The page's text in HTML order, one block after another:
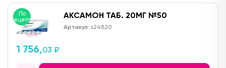
По
рецепту
АКСАМОН ТАБ. 20МГ №50
Артикул: s24820
1 756,03 ₽